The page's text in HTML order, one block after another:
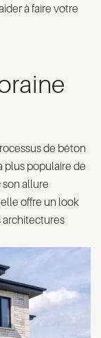
à faire votre
de béton
plus populaire de
son allure
offre un look
architectures